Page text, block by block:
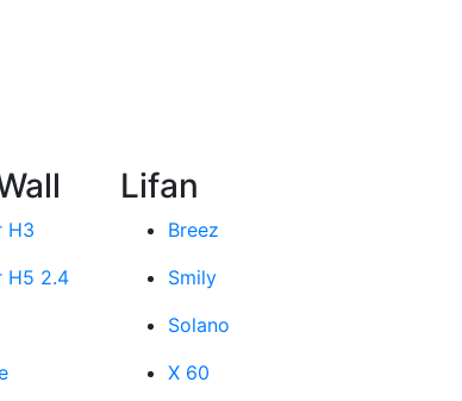
H3
H5 2.4
Lifan
Breez
Smily
Solano
X 60